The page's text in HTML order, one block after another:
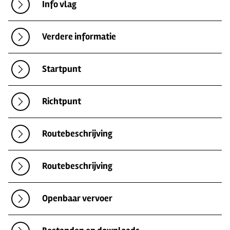
Info vlag
Verdere informatie
Startpunt
Richtpunt
Routebeschrijving
Routebeschrijving
Openbaar vervoer